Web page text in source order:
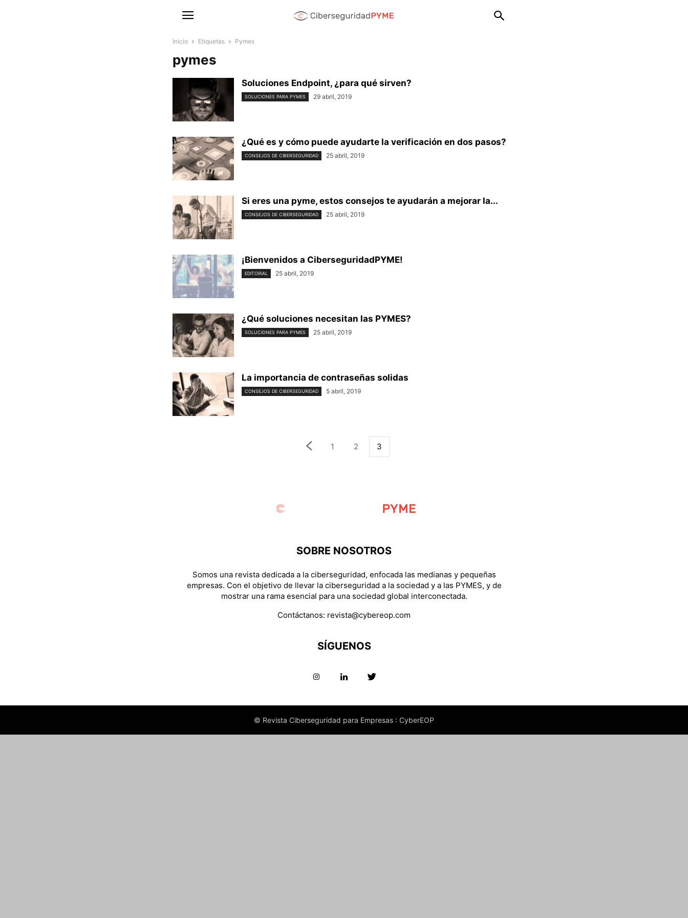
Inicio Etiquetas Pymes
pymes
Soluciones Endpoint, ¿para qué sirven?
SOLUCIONES PARA PYMES 29 abril, 2019
¿Qué es y cómo puede ayudarte la verificación en dos pasos?
CONSEJOS DE CIBERSEGURIDAD 25 abril, 2019
Si eres una pyme, estos consejos te ayudarán a mejorar la...
CONSEJOS DE CIBERSEGURIDAD 25 abril, 2019
¡Bienvenidos a CiberseguridadPYME!
EDITORIAL 25 abril, 2019
¿Qué soluciones necesitan las PYMES?
SOLUCIONES PARA PYMES 25 abril, 2019
La importancia de contraseñas solidas
CONSEJOS DE CIBERSEGURIDAD 5 abril, 2019
1 2 3
SOBRE NOSOTROS
Somos una revista dedicada a la ciberseguridad, enfocada las medianas y pequeñas
empresas. Con el objetivo de llevar la ciberseguridad a la sociedad y a las PYMES, y de
mostrar una rama esencial para una sociedad global interconectada.
Contáctanos: revista@cybereop.com
SÍGUENOS
© Revista Ciberseguridad para Empresas : CyberEOP